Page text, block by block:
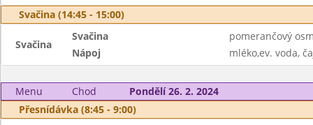
Svačina (14:45 - 15:00)
Svačina
Svačina
pomerančový
Nápoj
mléko,ev. voda,
Menu Chod
Pondělí 26. 2. 2024
Přesnídávka (8:45 - 9:00)